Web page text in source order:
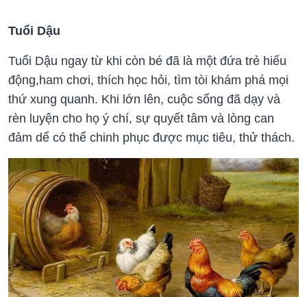
Tuổi Dậu
Tuổi Dậu ngay từ khi còn bé đã là một đứa trẻ hiếu
động,ham chơi, thích học hỏi, tìm tòi khám phá mọi
thứ xung quanh. Khi lớn lên, cuộc sống đã dạy và
rèn luyện cho họ ý chí, sự quyết tâm và lòng can
đảm dể có thể chinh phục được mục tiêu, thử thách.